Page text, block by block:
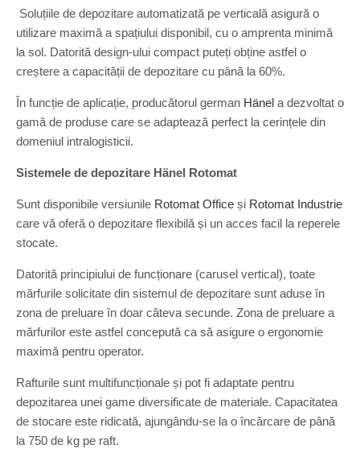
Soluțiile de depozitare automatizată pe verticală asigură o
utilizare maximă a spațiului disponibil, cu o amprenta minimă
la sol. Datorită design-ului compact puteți obține astfel o
creștere a capacității de depozitare cu până la 60%.
În funcție de aplicație, producătorul german Hänel a dezvoltat o
gamă de produse care se adaptează perfect la cerințele din
domeniul intralogisticii.
Sistemele de depozitare Hänel Rotomat
Sunt disponibile versiunile Rotomat Office și Rotomat Industrie
care vă oferă o depozitare flexibilă și un acces facil la reperele
stocate.
Datorită principiului de funcționare (carusel vertical), toate
mărfurile solicitate din sistemul de depozitare sunt aduse în
zona de preluare în doar câteva secunde. Zona de preluare a
mărfurilor este astfel concepută ca să asigure o ergonomie
maximă pentru operator.
Rafturile sunt multifuncționale și pot fi adaptate pentru
depozitarea unei game diversificate de materiale. Capacitatea
de stocare este ridicată, ajungându-se la o încărcare de până
la 750 de kg pe raft.